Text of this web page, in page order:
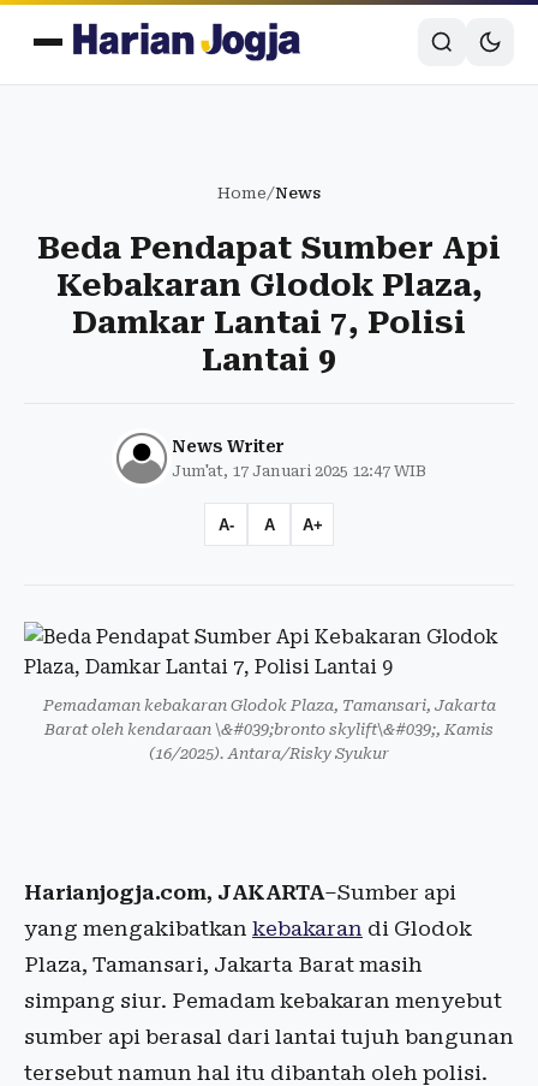
Home/News
Beda Pendapat Sumber Api
Kebakaran Glodok Plaza,
Damkar Lantai 7, Polisi
Lantai 9
News Writer
Jum'at, 17 Januari 2025 12:47 WIB
A- A A+
Pemadaman kebakaran Glodok Plaza, Tamansari, Jakarta
Barat oleh kendaraan \&#039;bronto skylift\&#039;, Kamis
(16/2025). Antara/Risky Syukur
Harianjogja.com, JAKARTA–Sumber api
yang mengakibatkan kebakaran di Glodok
Plaza, Tamansari, Jakarta Barat masih
simpang siur. Pemadam kebakaran menyebut
sumber api berasal dari lantai tujuh bangunan
tersebut namun hal itu dibantah oleh polisi.